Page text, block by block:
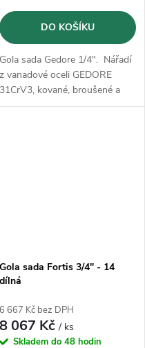
DO KOŠÍKU
Gola sada Gedore 1/4". Nářadí
z vanadové oceli GEDORE
31CrV3, kované, broušené a
Gola sada Fortis 3/4" - 14
dílná
6 667 Kč bez DPH
8 067 Kč/ ks
Skladem do 48 hodin